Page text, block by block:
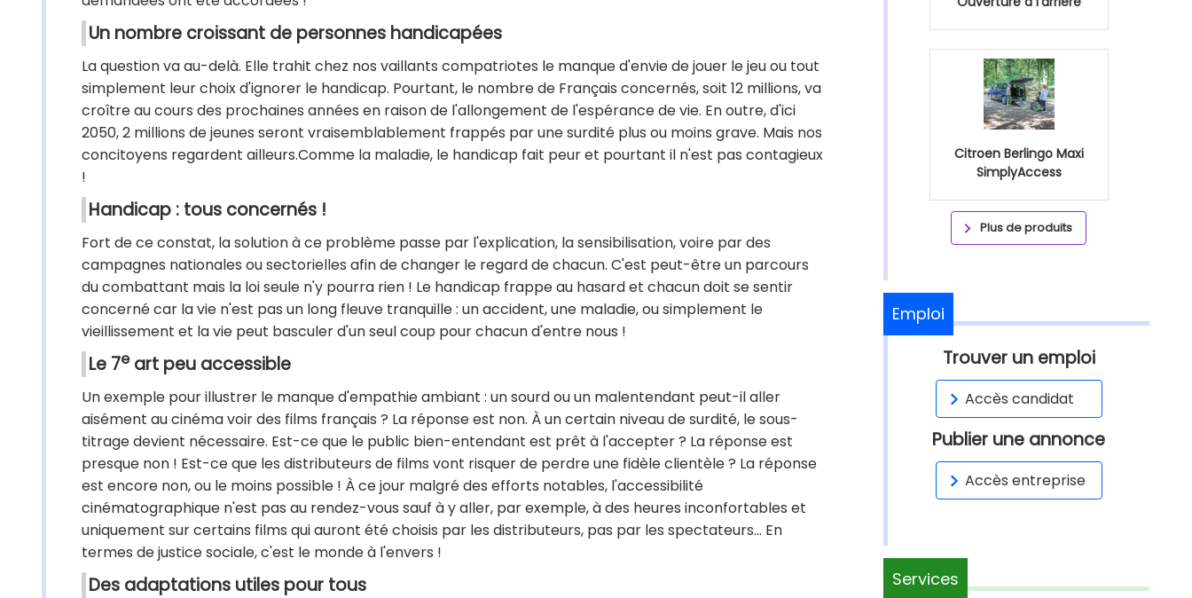
Un nombre croissant de personnes handicapées
La question va au-delà. Elle trahit chez nos vaillants compatriotes le manque d'envie de jouer le jeu ou tout
simplement leur choix d'ignorer le handicap. Pourtant, le nombre de Français concernés, soit 12 millions, va
croître au cours des prochaines années en raison de l'allongement de l'espérance de vie. En outre, d'ici
2050, 2 millions de jeunes seront vraisemblablement frappés par une surdité plus ou moins grave. Mais nos
concitoyens regardent ailleurs.Comme la maladie, le handicap fait peur et pourtant il n'est pas contagieux
!
Handicap : tous concernés !
Fort de ce constat, la solution à ce problème passe par l'explication, la sensibilisation, voire par des
campagnes nationales ou sectorielles afin de changer le regard de chacun. C'est peut-être un parcours
du combattant mais la loi seule n'y pourra rien ! Le handicap frappe au hasard et chacun doit se sentir
concerné car la vie n'est pas un long fleuve tranquille : un accident, une maladie, ou simplement le
vieillissement et la vie peut basculer d'un seul coup pour chacun d'entre nous !
Le 7eart peu accessible
Un exemple pour illustrer le manque d'empathie ambiant : un sourd ou un malentendant peut-il aller
aisément au cinéma voir des films français ? La réponse est non. À un certain niveau de surdité, le sous-
titrage devient nécessaire. Est-ce que le public bien-entendant est prêt à l'accepter ? La réponse est
presque non ! Est-ce que les distributeurs de films vont risquer de perdre une fidèle clientèle ? La réponse
est encore non, ou le moins possible ! À ce jour malgré des efforts notables, l'accessibilité
cinématographique n'est pas au rendez-vous sauf à y aller, par exemple, à des heures inconfortables et
uniquement sur certains films qui auront été choisis par les distributeurs, pas par les spectateurs... En
termes de justice sociale, c'est le monde à l'envers !
Des adaptations utiles pour tous
Citroen Berlingo Maxi
SimplyAccess
Plus de produits
Emploi
Trouver un emploi
Accès candidat
Publier une annonce
Accès entreprise
Services